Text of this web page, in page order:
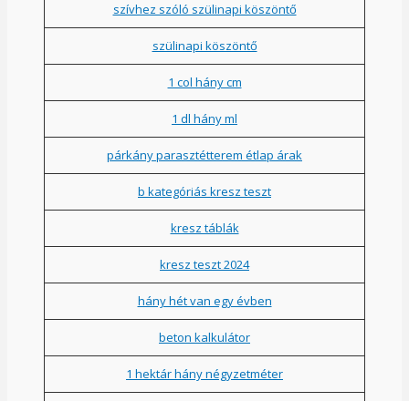
szívhez szóló szülinapi köszöntő
szülinapi köszöntő
1 col hány cm
1 dl hány ml
párkány parasztétterem étlap árak
b kategóriás kresz teszt
kresz táblák
kresz teszt 2024
hány hét van egy évben
beton kalkulátor
1 hektár hány négyzetméter